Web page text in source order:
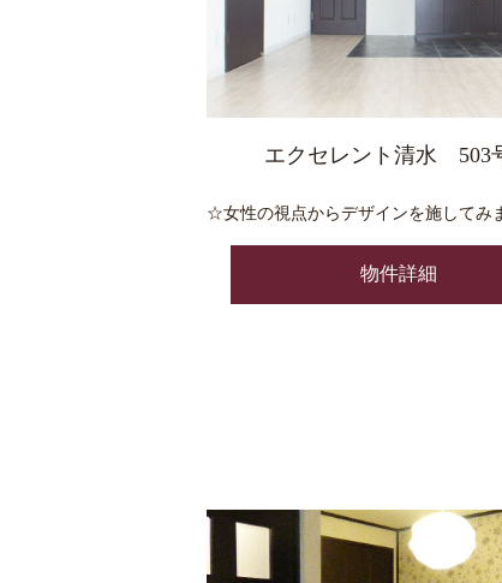
エクセレント清水 503
☆女性の視点からデザインを施してみ
物件詳細